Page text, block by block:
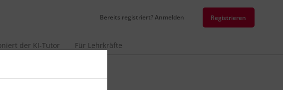
Bereits registriert? Anmelden Registrieren
der KI-Tutor Für Lehrkräfte